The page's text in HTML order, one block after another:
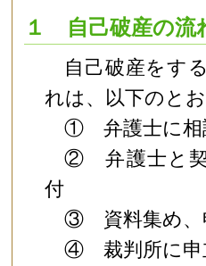
１ 自己破産の流
自己破産をす
れは、以下のとお
① 弁護士に相
② 弁護士と契
付
③ 資料集め、
④ 裁判所に申